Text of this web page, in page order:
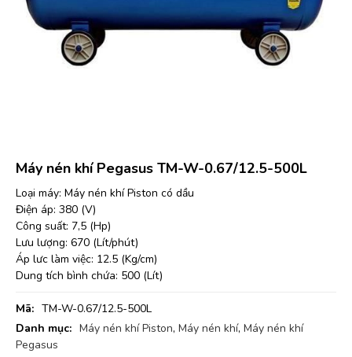
Máy nén khí Pegasus TM-W-0.67/12.5-500L
Loại máy: Máy nén khí Piston có dầu
Điện áp: 380 (V)
Công suất: 7,5 (Hp)
Lưu lượng: 670 (Lít/phút)
Áp lưc làm việc: 12.5 (Kg/cm)
Dung tích bình chứa: 500 (Lít)
Mã: TM-W-0.67/12.5-500L
Danh mục: Máy nén khí Piston, Máy nén khí, Máy nén khí
Pegasus